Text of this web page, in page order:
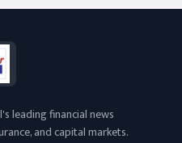
leading financial news
and capital markets.